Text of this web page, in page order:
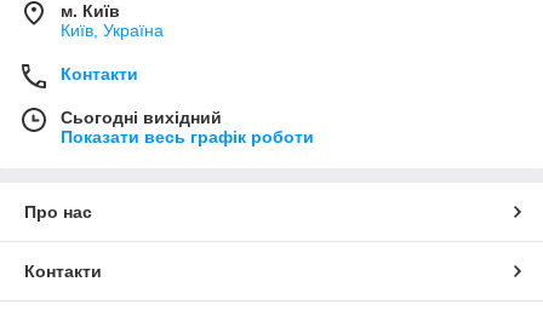
м. Київ
Київ, Україна
Контакти
Сьогодні вихідний
Показати весь графік роботи
Про нас
Контакти